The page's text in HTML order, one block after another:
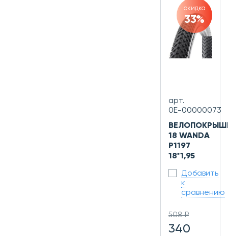
скидка
33%
арт.
0Е-00000073
18 WANDA
P1197
18*1,95
Добавить
к
сравнению
508 ₽
340